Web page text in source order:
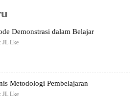
Demonstrasi dalam Belajar
JL Lke
Metodologi Pembelajaran
JL Lke